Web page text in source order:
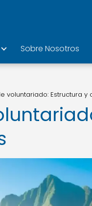
Sobre Nosotros
voluntariado: Estructura y